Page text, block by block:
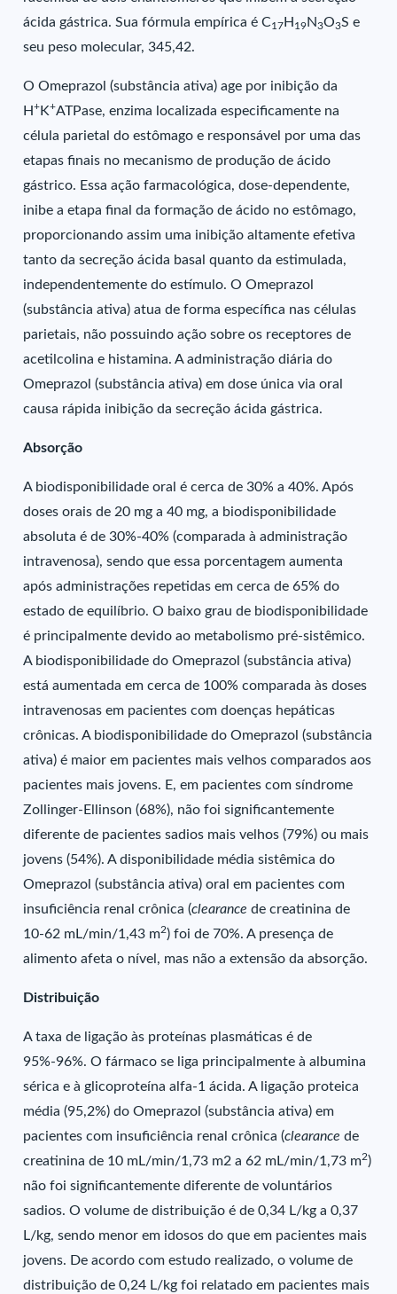
ácida gástrica. Sua fórmula empírica é C17 H 19N3O3S e
seu peso molecular, 345,42.
O Omeprazol (substância ativa) age por inibição da
H+ K+ATPase, enzima localizada especificamente na
célula parietal do estômago e responsável por uma das
etapas finais no mecanismo de produção de ácido
gástrico. Essa ação farmacológica, dose-dependente,
inibe a etapa final da formação de ácido no estômago,
proporcionando assim uma inibição altamente efetiva
tanto da secreção ácida basal quanto da estimulada,
independentemente do estímulo. O Omeprazol
(substância ativa) atua de forma específica nas células
parietais, não possuindo ação sobre os receptores de
acetilcolina e histamina. A administração diária do
Omeprazol (substância ativa) em dose única via oral
causa rápida inibição da secreção ácida gástrica.
Absorção
A biodisponibilidade oral é cerca de 30% a 40%. Após
doses orais de 20 mg a 40 mg, a biodisponibilidade
absoluta é de 30%-40% (comparada à administração
intravenosa), sendo que essa porcentagem aumenta
após administrações repetidas em cerca de 65% do
estado de equilíbrio. O baixo grau de biodisponibilidade
é principalmente devido ao metabolismo pré-sistêmico.
A biodisponibilidade do Omeprazol (substância ativa)
está aumentada em cerca de 100% comparada às doses
intravenosas em pacientes com doenças hepáticas
crônicas. A biodisponibilidade do Omeprazol (substância
ativa) é maior em pacientes mais velhos comparados aos
pacientes mais jovens. E, em pacientes com síndrome
Zollinger-Ellinson (68%), não foi significantemente
diferente de pacientes sadios mais velhos (79%) ou mais
jovens (54%). A disponibilidade média sistêmica do
Omeprazol (substância ativa) oral em pacientes com
insuficiência renal crônica (clearance de creatinina de
10-62 mL/min/1,43 m2) foi de 70%. A presença de
alimento afeta o nível, mas não a extensão da absorção.
Distribuição
A taxa de ligação às proteínas plasmáticas é de
95%-96%. O fármaco se liga principalmente à albumina
sérica e à glicoproteína alfa-1 ácida. A ligação proteica
média (95,2%) do Omeprazol (substância ativa) em
pacientes com insuficiência renal crônica (clearance de
creatinina de 10 mL/min/1,73 m2 a 62 mL/min/1,73 m2)
não foi significantemente diferente de voluntários
sadios. O volume de distribuição é de 0,34 L/kg a 0,37
L/kg, sendo menor em idosos do que em pacientes mais
jovens. De acordo com estudo realizado, o volume de
distribuição de 0,24 L/kg foi relatado em pacientes mais